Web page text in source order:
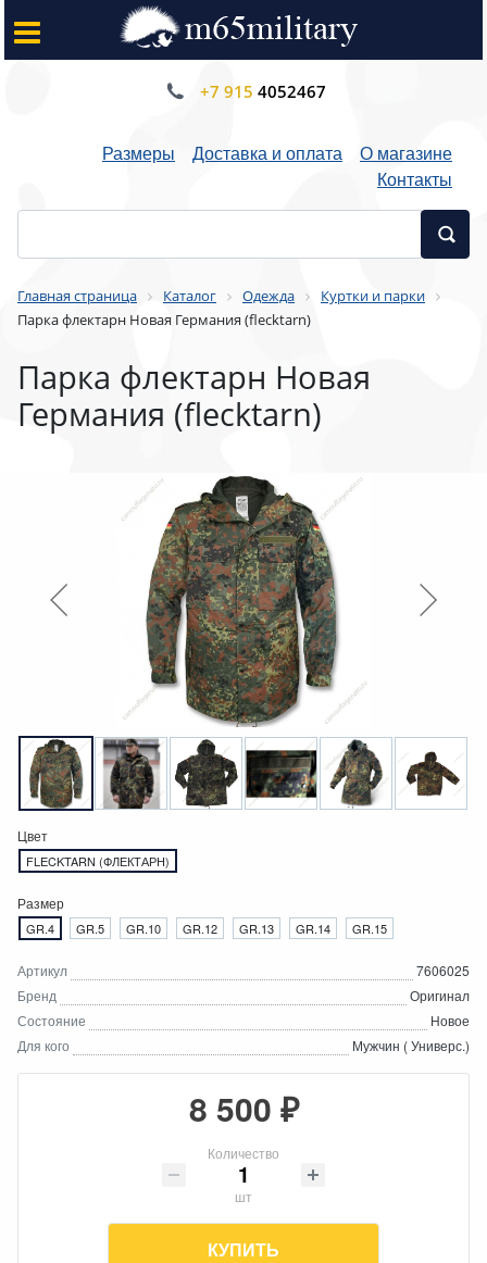
+7 915 4052467
Размеры Доставка и оплата
О магазине
Контакты
Главная страница Каталог Одежда
Куртки и парки
Парка флектарн Новая Германия (flecktarn)
Парка флектарн Новая
Германия (flecktarn)
Цвет
FLECKTARN (ФЛЕКТАРН)
Размер
GR.4 GR.5 GR.10 GR.12 GR.13 GR.14 GR.15
Артикул
7606025
Бренд
Оригинал
Состояние
Новое
Для кого
Мужчин ( Универс.)
8 500 ₽
Количество
шт
КУПИТЬ